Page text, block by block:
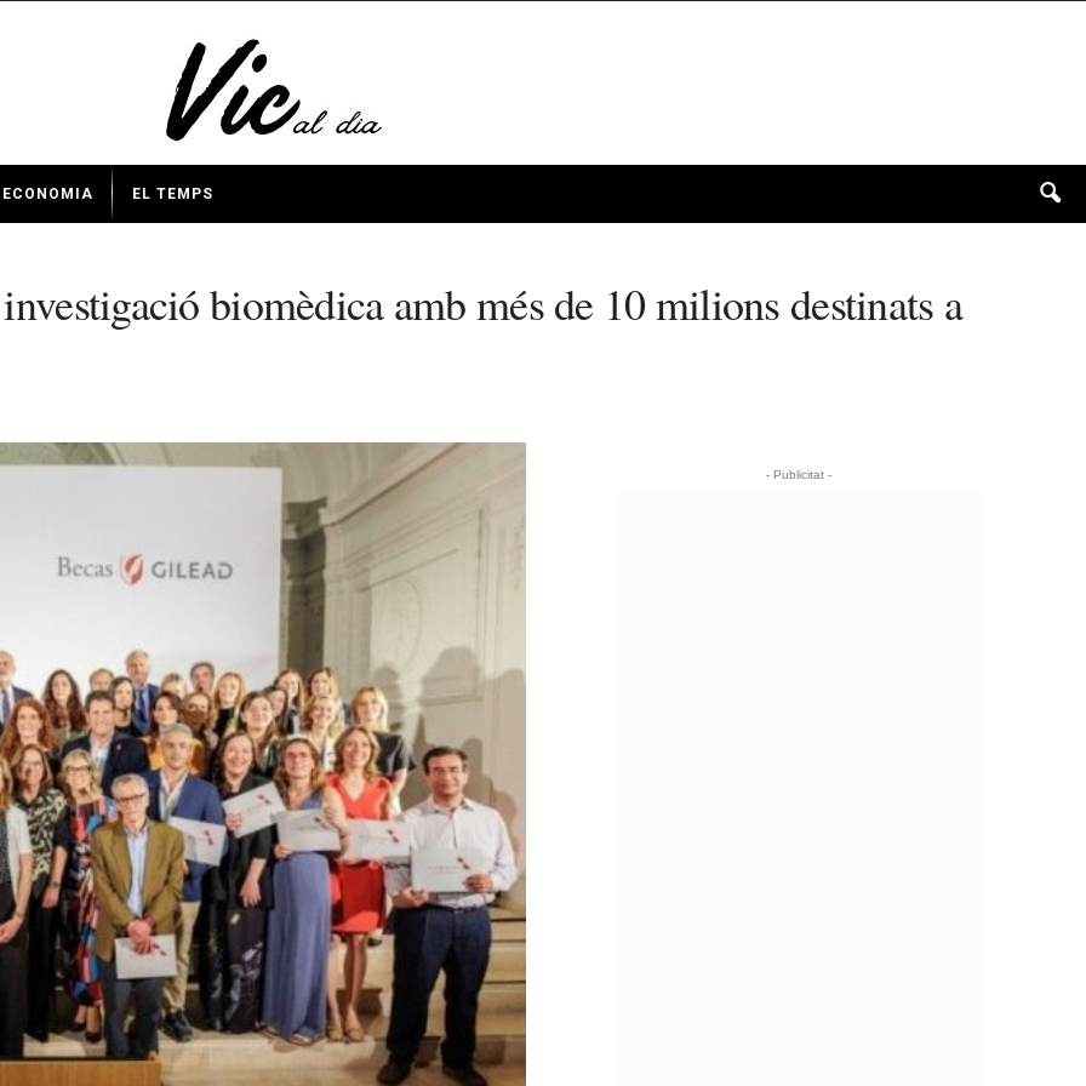
ECONOMIA EL TEMPS
biomèdica amb més de 10 milions destinats a
- Publicitat -